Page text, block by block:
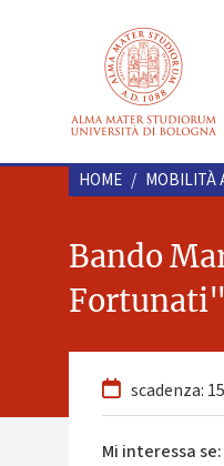
HOME / MOBILITÀ
Bando
Fortunati"
scadenza:
Mi interessa se: